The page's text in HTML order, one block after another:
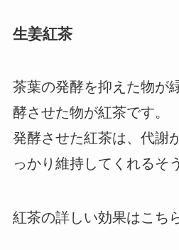
生姜紅茶
茶葉の発酵を抑えた物が
酵させた物が紅茶です。
発酵させた紅茶は、代謝
っかり維持してくれるそ
紅茶の詳しい効果はこち